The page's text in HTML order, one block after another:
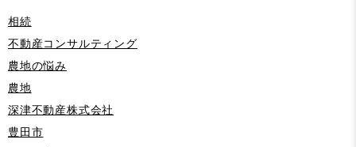
相続
不動産コンサルティング
農地の悩み
農地
深津不動産株式会社
豊田市